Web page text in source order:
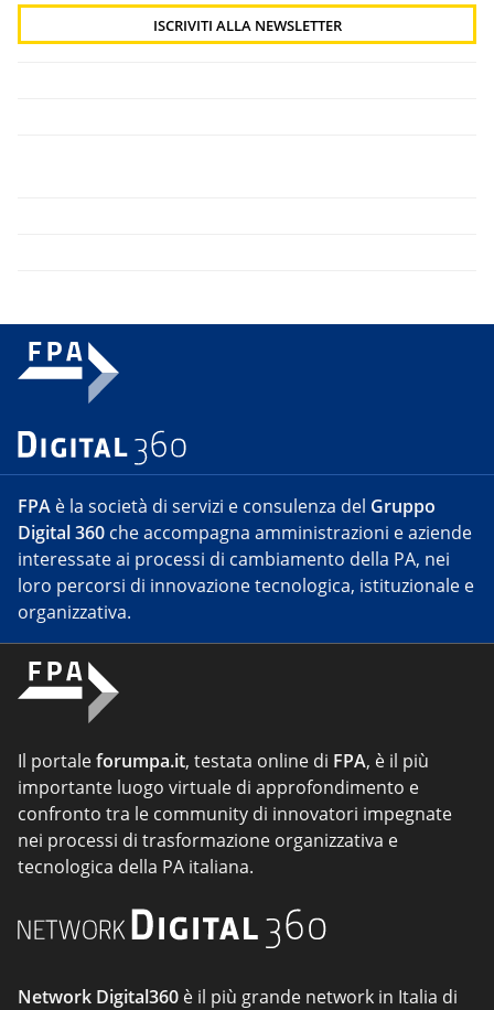
FPA è la società di servizi e consulenza del Gruppo
Digital 360 che accompagna amministrazioni e aziende
interessate ai processi di cambiamento della PA, nei
loro percorsi di innovazione tecnologica, istituzionale e
organizzativa.
Il portaleforumpa.it, testata online di FPA, è il più
importante luogo virtuale di approfondimento e
confronto tra le community di innovatori impegnate
nei processi di trasformazione organizzativa e
tecnologica della PA italiana.
Network Digital360 è il più grande network in Italia di